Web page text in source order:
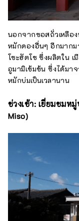
นอกจากซอสถั่วเหลือ
หมักดองอื่นๆ อีกมากม
โซะฮัตโช ซึ่งผลิตใน
อูมามิเข้มข้น ซึ่งได้มา
หมักบ่มเป็นเวลานาน
ช่วงเช้า: เยี่ยมชมห
Miso)